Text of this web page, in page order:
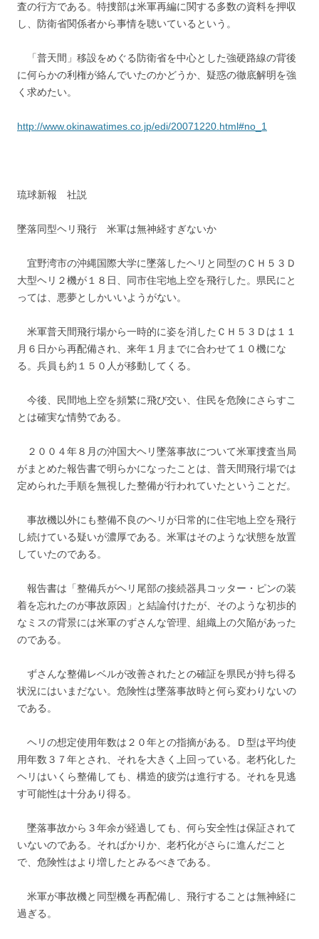
査の行方である。特捜部は米軍再編に関する多数の資料を押収
し、防衛省関係者から事情を聴いているという。
「普天間」移設をめぐる防衛省を中心とした強硬路線の背後
に何らかの利権が絡んでいたのかどうか、疑惑の徹底解明を強
く求めたい。
http://www.okinawatimes.co.jp/edi/20071220.html#no_1
琉球新報 社説
墜落同型ヘリ飛行 米軍は無神経すぎないか
宜野湾市の沖縄国際大学に墜落したヘリと同型のＣＨ５３Ｄ
大型ヘリ２機が１８日、同市住宅地上空を飛行した。県民にと
っては、悪夢としかいいようがない。
米軍普天間飛行場から一時的に姿を消したＣＨ５３Ｄは１１
月６日から再配備され、来年１月までに合わせて１０機にな
る。兵員も約１５０人が移動してくる。
今後、民間地上空を頻繁に飛び交い、住民を危険にさらすこ
とは確実な情勢である。
２００４年８月の沖国大ヘリ墜落事故について米軍捜査当局
がまとめた報告書で明らかになったことは、普天間飛行場では
定められた手順を無視した整備が行われていたということだ。
事故機以外にも整備不良のヘリが日常的に住宅地上空を飛行
し続けている疑いが濃厚である。米軍はそのような状態を放置
していたのである。
報告書は「整備兵がヘリ尾部の接続器具コッター・ピンの装
着を忘れたのが事故原因」と結論付けたが、そのような初歩的
なミスの背景には米軍のずさんな管理、組織上の欠陥があった
のである。
ずさんな整備レベルが改善されたとの確証を県民が持ち得る
状況にはいまだない。危険性は墜落事故時と何ら変わりないの
である。
ヘリの想定使用年数は２０年との指摘がある。Ｄ型は平均使
用年数３７年とされ、それを大きく上回っている。老朽化した
ヘリはいくら整備しても、構造的疲労は進行する。それを見逃
す可能性は十分あり得る。
墜落事故から３年余が経過しても、何ら安全性は保証されて
いないのである。そればかりか、老朽化がさらに進んだこと
で、危険性はより増したとみるべきである。
米軍が事故機と同型機を再配備し、飛行することは無神経に
過ぎる。